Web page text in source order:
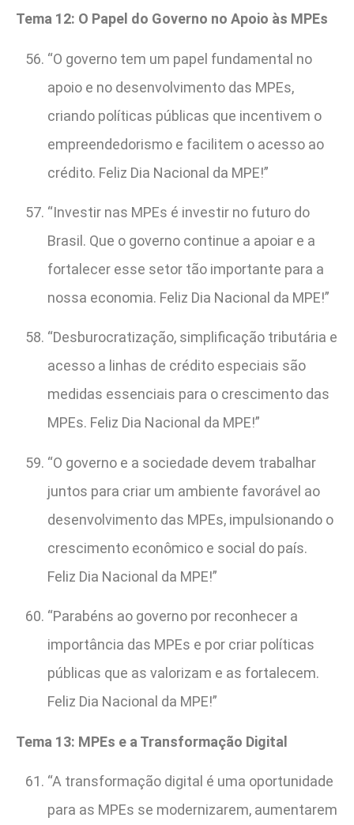
Tema 12: O Papel do Governo no Apoio às MPEs
“O governo tem um papel fundamental no
apoio e no desenvolvimento das MPEs,
criando políticas públicas que incentivem o
empreendedorismo e facilitem o acesso ao
crédito. Feliz Dia Nacional da MPE!”
“Investir nas MPEs é investir no futuro do
Brasil. Que o governo continue a apoiar e a
fortalecer esse setor tão importante para a
nossa economia. Feliz Dia Nacional da MPE!”
“Desburocratização, simplificação tributária e
acesso a linhas de crédito especiais são
medidas essenciais para o crescimento das
MPEs. Feliz Dia Nacional da MPE!”
“O governo e a sociedade devem trabalhar
juntos para criar um ambiente favorável ao
desenvolvimento das MPEs, impulsionando o
crescimento econômico e social do país.
Feliz Dia Nacional da MPE!”
“Parabéns ao governo por reconhecer a
importância das MPEs e por criar políticas
públicas que as valorizam e as fortalecem.
Feliz Dia Nacional da MPE!”
Tema 13: MPEs e a Transformação Digital
“A transformação digital é uma oportunidade
para as MPEs se modernizarem, aumentarem